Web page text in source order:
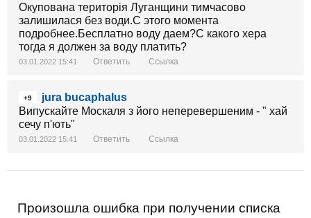
Окупована територія Луганщини тимчасово
залишилася без води.С этого момента
подробнее.Бесплатно воду даем?С какого хера
тогда я должен за воду платить?
03.01.2022 15:41 Ответить Ссылка
+9
jura bucaphalus
Випускайте Москаля з його неперевершеним - " хай
сечу п'ють"
03.01.2022 15:41 Ответить Ссылка
Произошла ошибка при получении списка